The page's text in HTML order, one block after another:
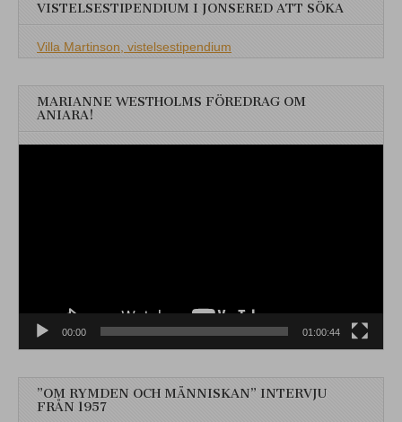
VISTELSESTIPENDIUM I JONSERED ATT SÖKA
Villa Martinson, vistelsestipendium
MARIANNE WESTHOLMS FÖREDRAG OM
ANIARA!
00:00 01:00:44
”OM RYMDEN OCH MÄNNISKAN” INTERVJU
FRÅN 1957